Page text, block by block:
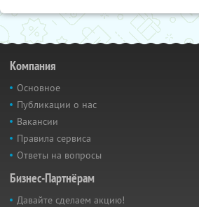
Компания
Основное
Публикации о нас
Вакансии
Правила сервиса
Ответы на вопросы
Бизнес-Партнёрам
Давайте сделаем акцию!